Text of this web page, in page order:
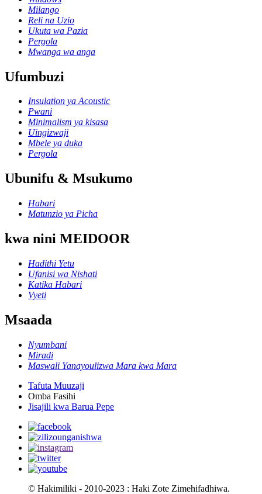
Milango
Reli na Uzio
Ukuta wa Pazia
Pergola
Mwanga wa anga
Ufumbuzi
Insulation ya Acoustic
Pwani
Minimalism ya kisasa
Uingizwaji
Mbele ya duka
Pergola
Ubunifu & Msukumo
Habari
Matunzio ya Picha
kwa nini MEIDOOR
Hadithi Yetu
Ufanisi wa Nishati
Katika Habari
Vyeti
Msaada
Nyumbani
Miradi
Maswali Yanayoulizwa Mara kwa Mara
Tafuta Muuzaji
Omba Fasihi
Jisajili kwa Barua Pepe
© Hakimiliki - 2010-2023 : Haki Zote Zimehifadhiwa.